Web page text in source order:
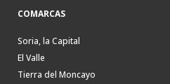
COMARCAS
Soria, la Capital
El Valle
Tierra del Moncayo